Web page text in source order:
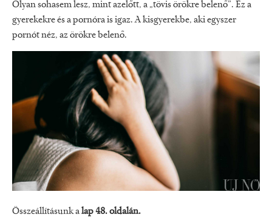
Olyan sohasem lesz, mint azelőtt, a „tövis örökre belenő”. Ez a
gyerekekre és a pornóra is igaz. A kisgyerekbe, aki egyszer
pornót néz, az örökre belenő.
Összeállításunk alap 48. oldalán.